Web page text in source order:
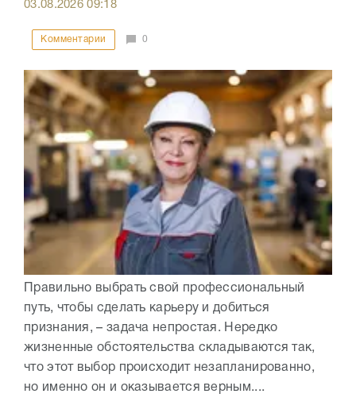
03.08.202609:18
Комментарии 0
Правильно выбрать свой профессиональный
путь, чтобы сделать карьеру и добиться
признания, – задача непростая. Нередко
жизненные обстоятельства складываются так,
что этот выбор происходит незапланированно,
но именно он и оказывается верным....